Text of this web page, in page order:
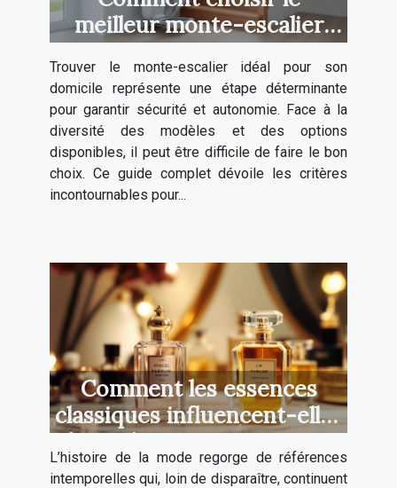
meilleur monte-escalier
pour votre maison ?
Trouver le monte-escalier idéal pour son
domicile représente une étape déterminante
pour garantir sécurité et autonomie. Face à la
diversité des modèles et des options
disponibles, il peut être difficile de faire le bon
choix. Ce guide complet dévoile les critères
incontournables pour...
Comment les essences
classiques influencent-elles
la mode contemporaine ?
L’histoire de la mode regorge de références
intemporelles qui, loin de disparaître, continuent